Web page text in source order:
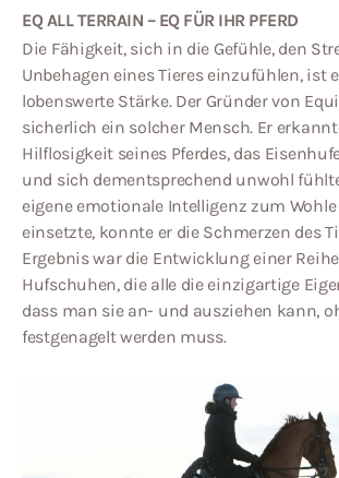
EQ ALL TERRAIN – EQ FÜR IHR PFERD
Die Fähigkeit, sich in die Gefühle, den
Unbehagen eines Tieres einzufühlen, ist
lobenswerte Stärke. Der Gründer von
sicherlich ein solcher Mensch. Er
Hilflosigkeit seines Pferdes, das
und sich dementsprechend unwohl
eigene emotionale Intelligenz zum Wohle
einsetzte, konnte er die Schmerzen des
Ergebnis war die Entwicklung einer
Hufschuhen, die alle die einzigartige
dass man sie an- und ausziehen kann,
festgenagelt werden muss.